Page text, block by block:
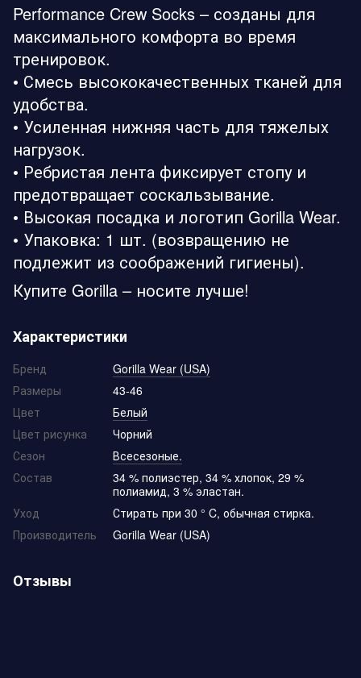
Performance Crew Socks – созданы для
максимального комфорта во время
тренировок.
• Смесь высококачественных тканей для
удобства.
• Усиленная нижняя часть для тяжелых
нагрузок.
• Ребристая лента фиксирует стопу и
предотвращает соскальзывание.
• Высокая посадка и логотип Gorilla Wear.
• Упаковка: 1 шт. (возвращению не
подлежит из соображений гигиены).
Купите Gorilla – носите лучше!
Характеристики
Бренд
Gorilla Wear (USA)
Размеры
43-46
Цвет
Белый
Цвет рисунка
Чорний
Сезон
Всесезоные.
Состав
34 % полиэстер, 34 % хлопок, 29 %
полиамид, 3 % эластан.
Уход
Стирать при 30 ° C, обычная стирка.
Производитель
Gorilla Wear (USA)
Отзывы